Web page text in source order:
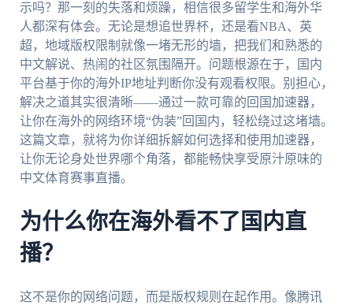
示吗？那一刻的失落和烦躁，相信很多留学生和海外华
人都深有体会。无论是想追世界杯，还是看NBA、英
超，地域版权限制就像一堵无形的墙，把我们和熟悉的
中文解说、热闹的社区氛围隔开。问题根源在于，国内
平台基于你的海外IP地址判断你没有观看权限。别担心，
解决之道其实很清晰——通过一款可靠的回国加速器，
让你在海外的网络环境“伪装”回国内，轻松绕过这堵墙。
这篇文章，就将为你详细拆解如何选择和使用加速器，
让你无论身处世界哪个角落，都能畅快享受原汁原味的
中文体育赛事直播。
为什么你在海外看不了国内直
播？
这不是你的网络问题，而是版权规则在起作用。像腾讯